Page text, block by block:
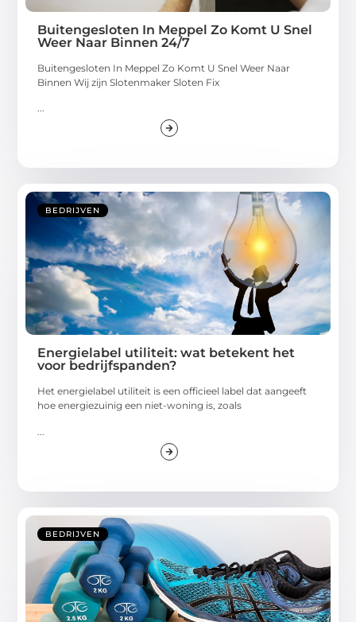
Buitengesloten In Meppel Zo Komt U Snel
Weer Naar Binnen 24/7
Buitengesloten In Meppel Zo Komt U Snel Weer Naar
Binnen Wij zijn Slotenmaker Sloten Fix
...
BEDRIJVEN
Energielabel utiliteit: wat betekent het
voor bedrijfspanden?
Het energielabel utiliteit is een officieel label dat aangeeft
hoe energiezuinig een niet-woning is, zoals
BEDRIJVEN